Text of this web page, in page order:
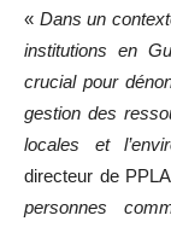
« Dans un
institutions en
crucial pour
gestion des
locales et
directeur de
personnes